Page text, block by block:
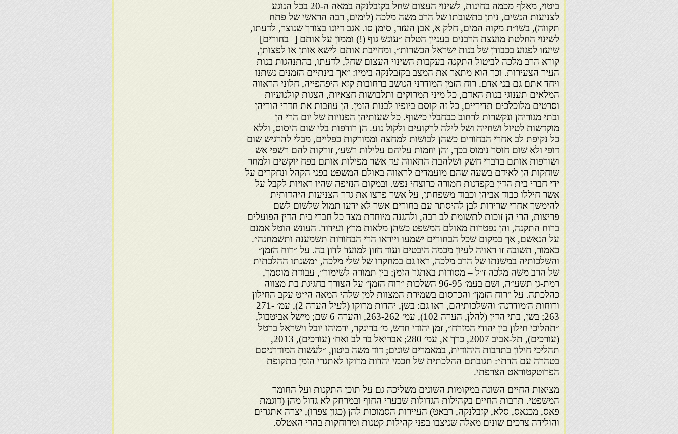
ביטוי, מאלף מכמה בחינות, לשינוי העצום שחל בקזבלנקה במאה ה-20 בכל הנוגע
לצניעות הנשים, ניתן בתשובתו של הרב משה מלכה (לימים, רבה הראשי של פתח
תקווה), בשו״ת מקוה המים, חלק א, אבן העזר, סימן סו. אגב דיונו בצורך שנוצר, לדעתו,
לשינוי החלטת מועצת הרבנים בעניין הטלת ״עונש גוף (!) וממון על אותם [=בחורים]
שיעזו לפגוע בכבודן של בנות ישראל הכשרות״, ומחייבת אותם לישא אותן או לפצותן,
קורא הרב מלכה לביטול התקנה בעקבות השינוי העצום שחל, לדעתו, בהתנהגות בנות
העיר הצעירות. וכך הוא מתאר את המצב בקזבלנקה בימיו: ״אך בינתיים הזמנים נשתנו
ויחד אתם גם בני אדם. רוח הזמן המודרני הנושב ברחובות קזא היפהפייה, חלוני הראווה
המלאים תענוגי בנות האדם, כל מיני תמרוקים ותלבושות חצאיות, הצגות קולנועיות
וסרטים מלוכלכים תדיריים, כל זה קוסם ביופיו לבנות הזמן. הן עוזבות את חדרי הוריהן
ובתי מגוריהן ונקשרות לרחוב כבחבלי כישוף. כל שעותיהן הפנויות של יום הרי הן
מוקדשות לטיול ושחייה ושל לילה לרקועים ולקול נוע. הן רודפות בלי שום היסוס, וללא
כל נקיפת לב אחרי הבחורים כשהן לבושות למחצה וממורקות כפליים, מבלי להרגיש שום
דופי ולא שום חוסר נימוס בכך, ׳הן יוזמות עליהם עלילות רשע׳, זורקות להם רשפי אש
ושורפות אותם בדברי חשק ושלהבת התאווה עד אשר מפילות אותם בפח יוקשים ולמחר
שוחקות הן לאידם בשעה שהם מועמדים לראווה באולם המשפט בפני הקהל ונחקרים על
ידי חברי בית הדין בקפדנות חמורה כרוצחי נפש. ובמקום הנזיפה שהיו ראויות לקבל על
אשר חיללו כבוד אביהן וכבוד משפחתן, על אשר פרצו את גדר הצניעות היהדותית
להימשך אחרי שרירות לבן להיסתר עם בחורים אשר לא ידעו תמול שלשום לשם
פריצות, הרי הן זוכות לתשומת לב רבה, ולהגנה מיוחדת מצד כל חברי בית הדין הפועלים
ברוח התקנה, והן נפטרות מאולם המשפט כשהן מלאות מרץ ועידוד. העונש הוטל אמנם
על הנאשם, אך במקום שכל הבחורים ישמעו וייראו הרי הבחורות תשמענה ותשמחנה״.
כאמור, תשובה זו ראויה לעיון מכמה היבטים ועוד חזון למועד לדון בה. על ״רוח הזמן״
והשלכותיה במשנתו של הרב מלכה, ראו גם במחקרו של שלי מלכה, ״משנתו ההלכתית
של הרב משה מלכה ז״ל – מסורות באתגר הזמן; בין תמורה לשימור״, עבודת מוסמך,
רמת-גן תשע״ה, ושם בעמ׳ 96-95 השלכות ״רוח הזמן״ על הצורך בחגיגת בת מצווה
כהלכתה. על ״רוח הזמן״ והכרסום בשמירת המצוות למן שלהי המאה הי״ט עקב החילון
ורוחות ה׳מודרנה׳ והשלכותיהם, ראו גם: בשן, יהדות מרוקו (לעיל הערה 2), עמ׳ 271-
263; בשן, בתי הדין (להלן, הערה 102), עמ׳ 263-262, והערה 6 שם; מישל אביטבול,
״תהליכי חילון בין יהודי המזרח״, זמן יהודי חדש, מ׳ ברינקר, ירמיהו יובל וישראל ברטל
(עורכים), תל-אביב 2007, כרך א, עמ׳ 280; אבריאל בר לב ואח׳ (עורכים), 2013,
תהליכי חילון בתרבות היהודית, במאמרים שונים; דוד משה ביטון, ״לעשות המודרניסם
בטהרה עם הדת״: תגובתם ההלכתית של חכמי יהדות מרוקו לאתגרי הזמן בתקופת
הפרוטקטוראט הצרפתי.
מציאות החיים השונה במקומות השונים משליכה גם על תוכן התקנות ועל החומר
המשפטי. תרבות החיים בקהילות הגדולות שבערי החוף ובמרחק לא גדול מהן (דוגמת
פאס, מכנאס, סלא, קזבלנקה, רבאט) העיירות הסמוכות להן (כגון צפרו), יצרה אתגרים
והולידה צרכים שונים מאלה שניצבו בפני קהילות קטנות ומרוחקות בהרי האטלס.